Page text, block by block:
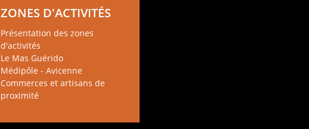
ZONES D'ACTIVITÉS
Présentation des zones
d'activités
Le Mas Guérido
Médipôle - Avicenne
Commerces et artisans de
proximité